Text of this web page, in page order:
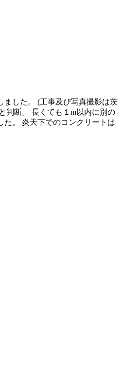
ました。 (工事及び写真撮影は茨
判断。 長くても１m以内に別の
。 炎天下でのコンクリートは